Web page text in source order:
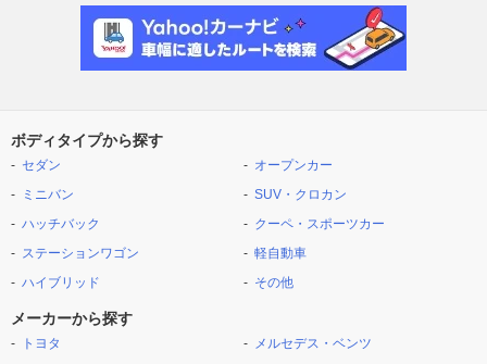
ボディタイプから探す
セダン
ミニバン
ハッチバック
ステーションワゴン
ハイブリッド
オープンカー
SUV・クロカン
クーペ・スポーツカー
軽自動車
その他
メーカーから探す
トヨタ
メルセデス・ベンツ